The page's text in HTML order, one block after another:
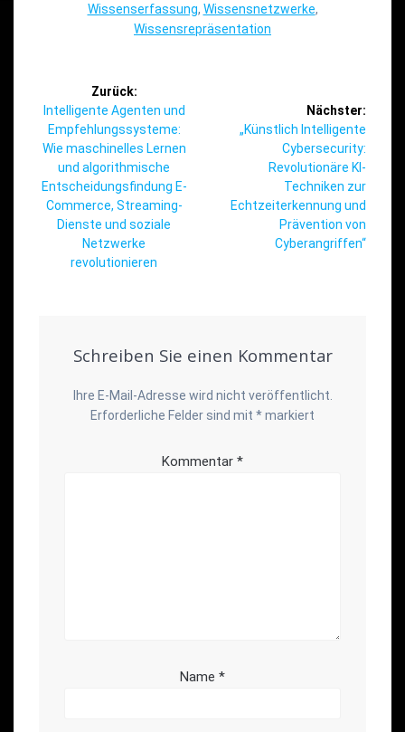
Wissenserfassung, Wissensnetzwerke,
Wissensrepräsentation
Beitragsnavigation
Zurück:
Vorheriger
Beitrag:
Intelligente Agenten und
Empfehlungssysteme:
Wie maschinelles Lernen
und algorithmische
Entscheidungsfindung E-
Commerce, Streaming-
Dienste und soziale
Netzwerke
revolutionieren
Nächster:
Nächster
Beitrag:
„Künstlich Intelligente
Cybersecurity:
Revolutionäre KI-
Techniken zur
Echtzeiterkennung und
Prävention von
Cyberangriffen“
Schreiben Sie einen Kommentar
Ihre E-Mail-Adresse wird nicht veröffentlicht.
Erforderliche Felder sind mit *markiert
Kommentar *
Name *